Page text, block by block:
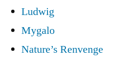
Ludwig
Mygalo
Nature’s Renvenge